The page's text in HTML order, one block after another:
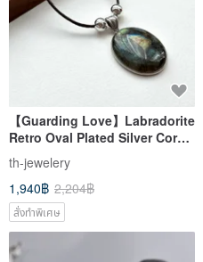
【Guarding Love】Labradorite
Retro Oval Plated Silver Cord
Necklace | Sleep Quality |
Enhanced Insight & Creativity
th-jewelery
1,940฿ 2,204฿
สั่งทำพิเศษ